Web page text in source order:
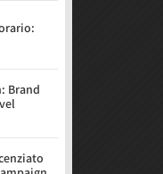
Brand